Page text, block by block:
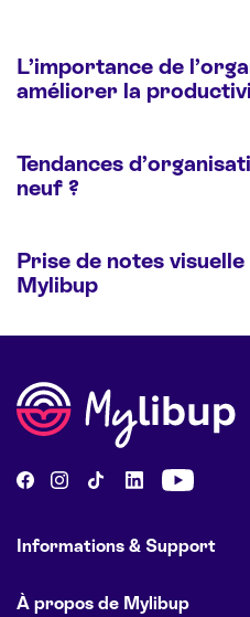
L’importance de
améliorer la
Tendances
neuf ?
Prise de notes
Mylibup
Informations & Support
À propos de Mylibup